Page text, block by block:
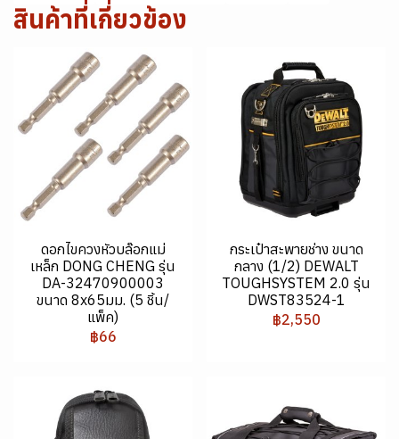
สินค้าที่เกี่ยวข้อง
ดอกไขควงหัวบล๊อกแม่
เหล็ก DONG CHENG รุ่น
DA-32470900003
ขนาด 8x65มม. (5 ชิ้น/
แพ็ค)
฿66
กระเป๋าสะพายช่าง ขนาด
กลาง (1/2) DEWALT
TOUGHSYSTEM 2.0 รุ่น
DWST83524-1
฿2,550